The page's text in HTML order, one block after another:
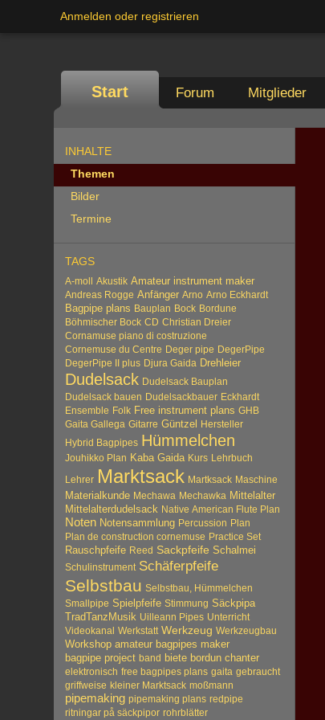
Anmelden oder registrieren
Start Forum Mitglieder
INHALTE
Themen
Bilder
Termine
TAGS
A-moll Akustik Amateur instrument maker
Andreas Rogge Anfänger Arno Arno Eckhardt
Bagpipe plans Bauplan Bock Bordune
Böhmischer Bock CD Christian Dreier
Cornamuse piano di costruzione
Cornemuse du Centre Deger pipe DegerPipe
DegerPipe II plus Djura Gaida Drehleier
Dudelsack Dudelsack Bauplan
Dudelsack bauen Dudelsackbauer Eckhardt
Ensemble Folk Free instrument plans GHB
Gaita Gallega Gitarre Güntzel
Hersteller
Hybrid Bagpipes Hümmelchen
Jouhikko Plan Kaba Gaida Kurs Lehrbuch
Lehrer Marktsack Martksack Maschine
Materialkunde Mechawa Mechawka Mittelalter
Mittelalterdudelsack Native American Flute Plan
Noten Notensammlung Percussion Plan
Plan de construction cornemuse Practice Set
Rauschpfeife Reed Sackpfeife Schalmei
Schulinstrument Schäferpfeife
Selbstbau Selbstbau, Hümmelchen
Smallpipe Spielpfeife Stimmung Säckpipa
TradTanzMusik Uilleann Pipes Unterricht
Videokanal Werkstatt Werkzeug Werkzeugbau
Workshop amateur bagpipes maker
bagpipe project band biete bordun chanter
elektronisch free bagpipes plans gaita gebraucht
griffweise kleiner Marktsack moßmann
pipemaking pipemaking plans redpipe
ritningar på säckpipor rohrblätter